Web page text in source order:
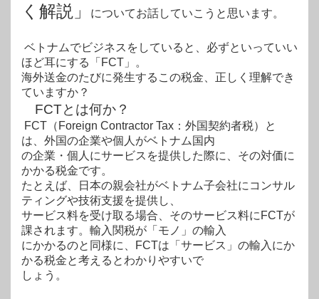
く解説」
についてお話していこうと思います。
ベトナムでビジネスをしていると、必ずといっていい
ほど耳にする「FCT」。
海外送金のたびに発生するこの税金、正しく理解でき
ていますか？
FCTとは何か？
FCT（Foreign Contractor Tax：外国契約者税）と
は、外国の企業や個人がベトナム国内
の企業・個人にサービスを提供した際に、その対価に
かかる税金です。
たとえば、日本の親会社がベトナム子会社にコンサル
ティングや技術支援を提供し、
サー ビス料を受け取る場合、そのサービス料にFCTが
課されます。輸入関税が「モノ」の輸入
にかかるのと同様に、FCTは「サービス」の輸入にか
かる税金と考えるとわかりやすいで
しょう。